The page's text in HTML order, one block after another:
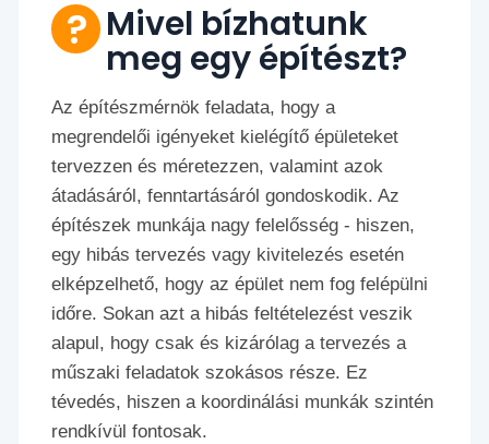
Mivel bízhatunk
meg egy építészt?
Az építészmérnök feladata, hogy a
megrendelői igényeket kielégítő épületeket
tervezzen és méretezzen, valamint azok
átadásáról, fenntartásáról gondoskodik. Az
építészek munkája nagy felelősség - hiszen,
egy hibás tervezés vagy kivitelezés esetén
elképzelhető, hogy az épület nem fog felépülni
időre. Sokan azt a hibás feltételezést veszik
alapul, hogy csak és kizárólag a tervezés a
műszaki feladatok szokásos része. Ez
tévedés, hiszen a koordinálási munkák szintén
rendkívül fontosak.